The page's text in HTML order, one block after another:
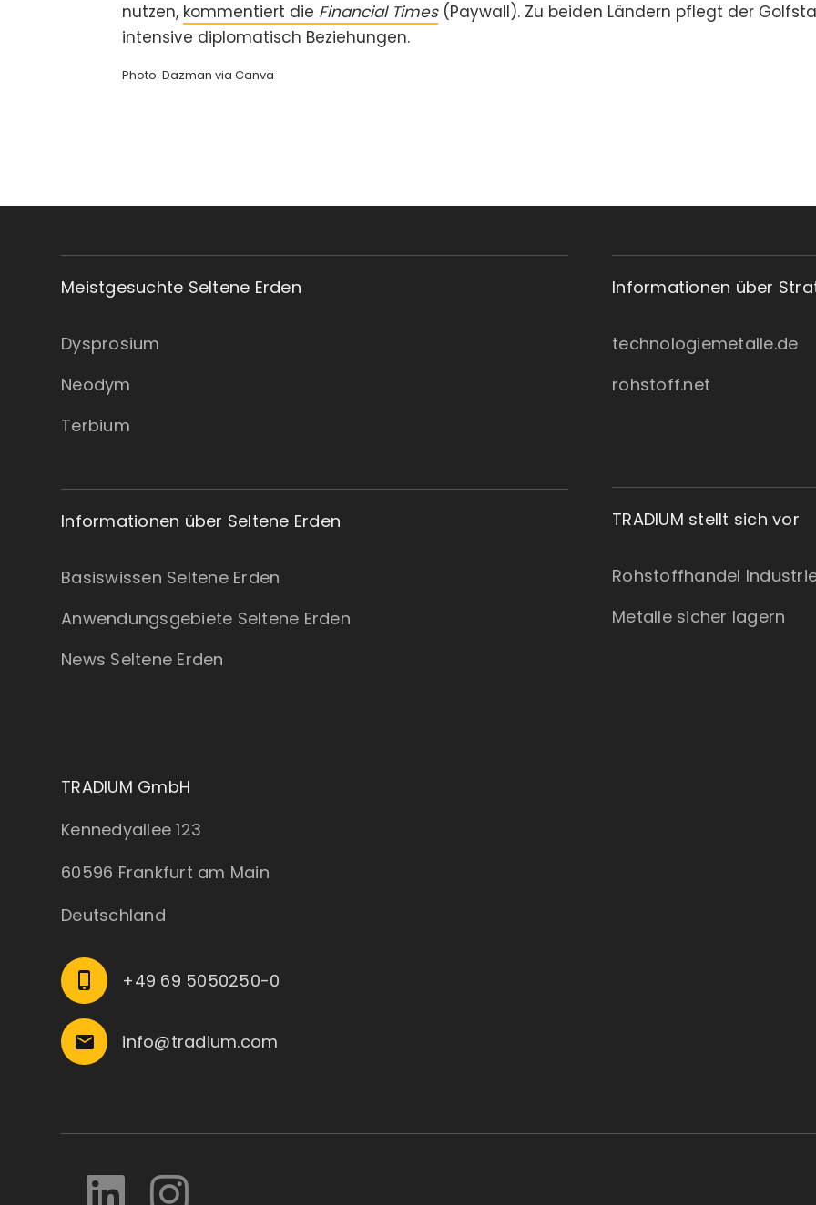
nutzen, kommentiert die Financial Times(Paywall). Zu beiden Ländern pflegt der
intensive diplomatisch Beziehungen.
Photo: Dazman via Canva
Meistgesuchte Seltene Erden
Dysprosium
Neodym
Terbium
Informationen über Seltene Erden
Basiswissen Seltene Erden
Anwendungsgebiete Seltene Erden
News Seltene Erden
Informationen über
technologiemetalle.de
rohstoff.net
TRADIUM stellt sich vor
Rohstoffhandel
Metalle sicher lagern
TRADIUM GmbH
Kennedyallee 123
60596 Frankfurt am Main
Deutschland
phone_iphone +49 69 5050250-0
email info@tradium.com